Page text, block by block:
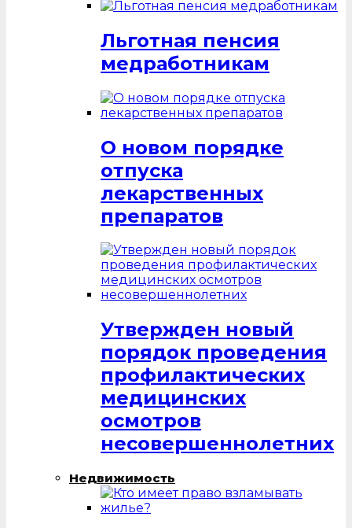
Льготная пенсия
медработникам
О новом порядке
отпуска
лекарственных
препаратов
Утвержден новый
порядок проведения
профилактических
медицинских
осмотров
несовершеннолетних
Недвижимость